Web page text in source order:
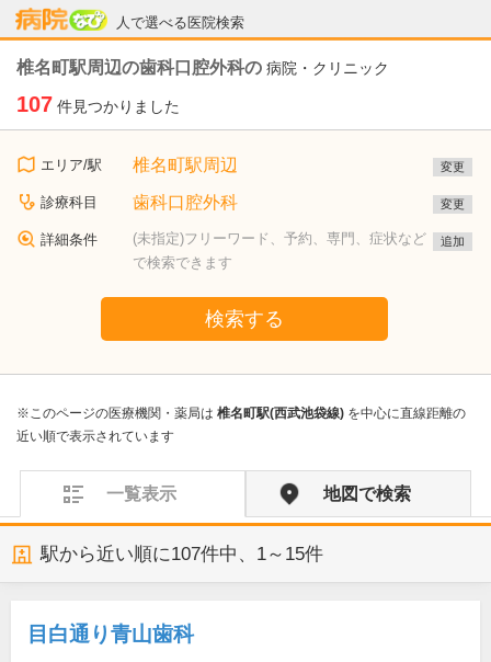
人で選べる医院検索
病院なび
椎名町駅周辺の歯科口腔外科の 病院・クリニック
107 件見つかりました
エリア/駅 椎名町駅周辺 変更
診療科目 歯科口腔外科 変更
詳細条件
(未指定)フリーワード、予約、専門、症状など
で検索できます
追加
検索する
※このページの医療機関・薬局は 椎名町駅(西武池袋線) を中心に直線距離の
近い順で表示されています
一覧表示 地図で検索
駅から近い順に107件中、 1～15件
目白通り青山歯科